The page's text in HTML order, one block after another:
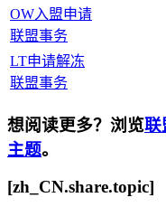
OW入盟申请
联盟事务
LT申请解冻
联盟事务
想阅读更多？浏览联
主题。
[zh_CN.share.topic]